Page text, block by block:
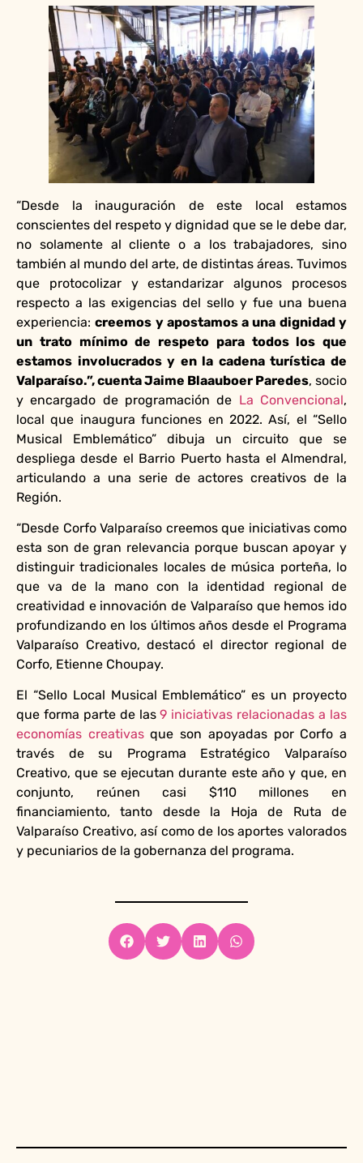
“Desde la inauguración de este local estamos
conscientes del respeto y dignidad que se le debe dar,
no solamente al cliente o a los trabajadores, sino
también al mundo del arte, de distintas áreas. Tuvimos
que protocolizar y estandarizar algunos procesos
respecto a las exigencias del sello y fue una buena
experiencia:creemos y apostamos a una dignidad y
un trato mínimo de respeto para todos los que
estamos involucrados y en la cadena turística de
Valparaíso.”, cuenta Jaime Blaauboer Paredes, socio
y encargado de programación de La Convencional,
local que inaugura funciones en 2022. Así, el “Sello
Musical Emblemático” dibuja un circuito que se
despliega desde el Barrio Puerto hasta el Almendral,
articulando a una serie de actores creativos de la
Región.
“Desde Corfo Valparaíso creemos que iniciativas como
esta son de gran relevancia porque buscan apoyar y
distinguir tradicionales locales de música porteña, lo
que va de la mano con la identidad regional de
creatividad e innovación de Valparaíso que hemos ido
profundizando en los últimos años desde el Programa
Valparaíso Creativo, destacó el director regional de
Corfo, Etienne Choupay.
El “Sello Local Musical Emblemático” es un proyecto
que forma parte de las9 iniciativas relacionadas a las
economías creativasque son apoyadas por Corfo a
través de su Programa Estratégico Valparaíso
Creativo, que se ejecutan durante este año y que, en
conjunto, reúnen casi $110 millones en
financiamiento, tanto desde la Hoja de Ruta de
Valparaíso Creativo, así como de los aportes valorados
y pecuniarios de la gobernanza del programa.